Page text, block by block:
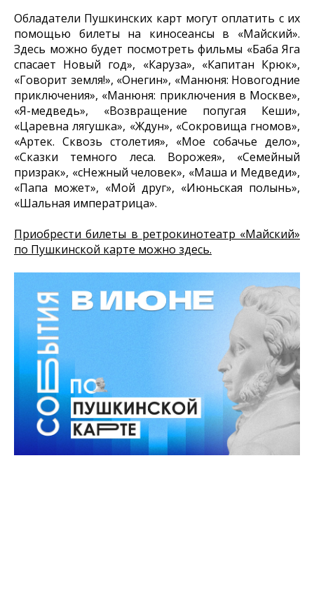
Обладатели Пушкинских карт могут оплатить с их
помощью билеты на киносеансы в «Майский».
Здесь можно будет посмотреть фильмы «Баба Яга
спасает Новый год», «Каруза», «Капитан Крюк»,
«Говорит земля!», «Онегин», «Манюня: Новогодние
приключения», «Манюня: приключения в Москве»,
«Я-медведь», «Возвращение попугая Кеши»,
«Царевна лягушка», «Ждун», «Сокровища гномов»,
«Артек. Сквозь столетия», «Мое собачье дело»,
«Сказки темного леса. Ворожея», «Семейный
призрак», «сНежный человек», «Маша и Медведи»,
«Папа может», «Мой друг», «Июньская полынь»,
«Шальная императрица».
Приобрести билеты в ретрокинотеатр «Майский»
по Пушкинской карте можно здесь.